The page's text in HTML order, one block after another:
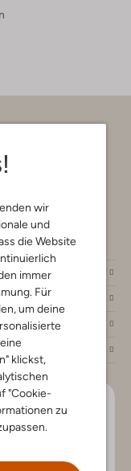
wir
und
die Website
immer
Für
um deine
klickst,
"Cookie-
zu
den